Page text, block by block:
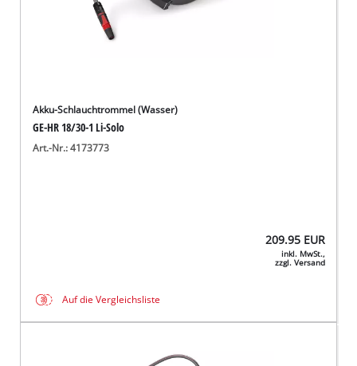
Akku-Schlauchtrommel (Wasser)
GE-HR 18/30-1 Li-Solo
Art.-Nr.: 4173773
209.95 EUR
inkl. MwSt.,
zzgl. Versand
Auf die Vergleichsliste